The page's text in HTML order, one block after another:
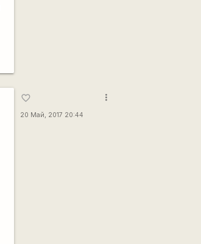
favorite_border
20 Май, 2017 20:44
more_vert